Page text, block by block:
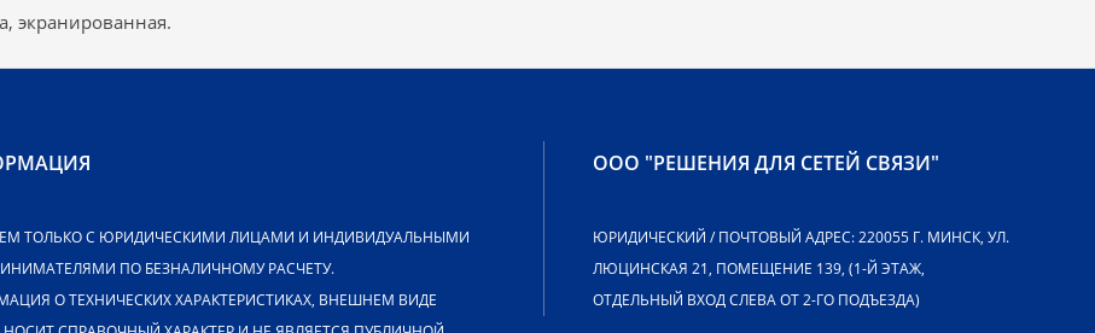
экранированная.
ТОЛЬКО С ЮРИДИЧЕСКИМИ ЛИЦАМИ И ИНДИВИДУАЛЬНЫМИ
ПО БЕЗНАЛИЧНОМУ РАСЧЕТУ.
О ТЕХНИЧЕСКИХ ХАРАКТЕРИСТИКАХ, ВНЕШНЕМ ВИДЕ
ООО "РЕШЕНИЯ ДЛЯ СЕТЕЙ СВЯЗИ"
ЮРИДИЧЕСКИЙ / ПОЧТОВЫЙ АДРЕС: 220055 Г. МИНСК, УЛ.
ЛЮЦИНСКАЯ 21, ПОМЕЩЕНИЕ 139, (1-Й ЭТАЖ,
ОТДЕЛЬНЫЙ ВХОД СЛЕВА ОТ 2-ГО ПОДЪЕЗДА)